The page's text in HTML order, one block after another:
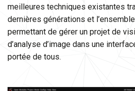
meilleures techniques existantes
dernières générations et
permettant de gérer un projet de
d’analyse d’image dans une
portée de tous.